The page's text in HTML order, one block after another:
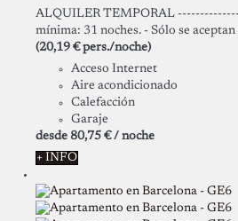
ALQUILER TEMPORAL
mínima: 31 noches. - Sólo se aceptan
(20,19 € pers./noche)
Acceso Internet
Aire acondicionado
Calefacción
Garaje
desde 80,75 € / noche
+ INFO